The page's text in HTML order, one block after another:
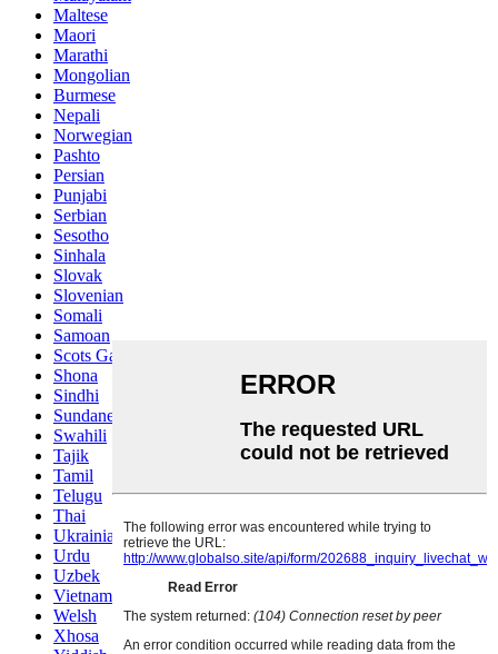
Maltese
Maori
Marathi
Mongolian
Burmese
Nepali
Norwegian
Pashto
Persian
Punjabi
Serbian
Sesotho
Sinhala
Slovak
Slovenian
Somali
Samoan
Scots Gaelic
Shona
Sindhi
Sundanese
Swahili
Tajik
Tamil
Telugu
Thai
Ukrainian
Urdu
Uzbek
Vietnamese
Welsh
Xhosa